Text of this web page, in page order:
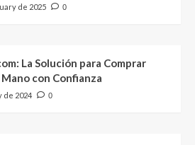
de 2025 0
La Solución para Comprar
con Confianza
de 2024 0